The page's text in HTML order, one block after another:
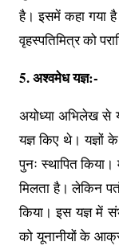
है। इसमें कहा गया
वृहस्पतिमित्र को
5. अश्वमेध यज्ञ:-
अयोध्या अभिलेख से
यज्ञ किए थे। यज्ञों के
पुनः स्थापित
मिलता है। लेकिन
किया। इस यज्ञ में
को यूनानीयों के